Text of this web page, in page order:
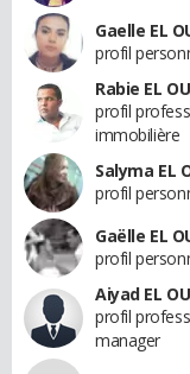
Gaelle EL
profil
Rabie EL
profil
immobilière
Salyma EL
profil
Gaëlle EL
profil
Aiyad EL
profil
manager